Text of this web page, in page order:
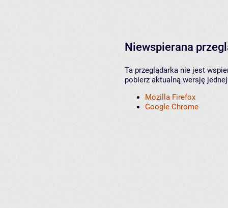
Niewspierana
Ta przeglądarka nie jest
pobierz aktualną wersję
Mozilla Firefox
Google Chrome